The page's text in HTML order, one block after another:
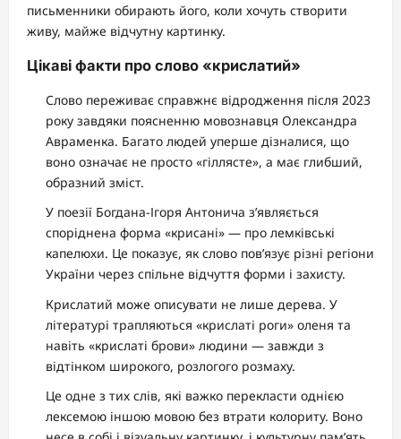
письменники обирають його, коли хочуть створити
живу, майже відчутну картинку.
Цікаві факти про слово «крислатий»
Слово переживає справжнє відродження після 2023
року завдяки поясненню мовознавця Олександра
Авраменка. Багато людей уперше дізналися, що
воно означає не просто «гіллясте», а має глибший,
образний зміст.
У поезії Богдана-Ігоря Антонича з’являється
споріднена форма «крисані» — про лемківські
капелюхи. Це показує, як слово пов’язує різні регіони
України через спільне відчуття форми і захисту.
Крислатий може описувати не лише дерева. У
літературі трапляються «крислаті роги» оленя та
навіть «крислаті брови» людини — завжди з
відтінком широкого, розлогого розмаху.
Це одне з тих слів, які важко перекласти однією
лексемою іншою мовою без втрати колориту. Воно